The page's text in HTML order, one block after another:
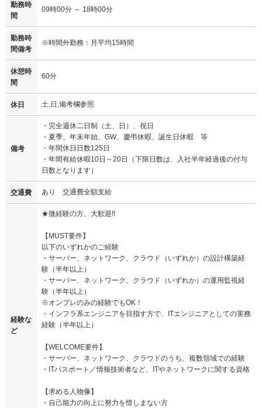
勤務時
間
09時00分 ～ 18時00分
勤務時
間備考
※時間外勤務：月平均15時間
休憩時
間
60分
休日 土,日,備考欄参照
備考
・完全週休二日制（土、日）、祝日
・夏季、年末年始、GW、慶弔休暇、誕生日休暇 等
・年間休日日数125日
・年間有給休暇10日～20日（下限日数は、入社半年経過後の付与
日数となります）
交通費 あり 交通費全額支給
経験な
ど
★微経験の方、大歓迎!!
【MUST要件】
以下のいずれかのご経験
・サーバー、ネットワーク、クラウド（いずれか）の設計構築経
験（半年以上）
・サーバー、ネットワーク、クラウド（いずれか）の運用監視経
験（半年以上）
※オンプレのみの経験でもOK！
・インフラ系エンジニアを目指す方で、ITエンジニアとしての実務
経験（半年以上）
【WELCOME要件】
・サーバー、ネットワーク、クラウドのうち、複数領域での経験
・ITパスポート／情報技術者など、ITやネットワークに関する資格
【求める人物像】
・自己能力の向上に努力を惜しまない方